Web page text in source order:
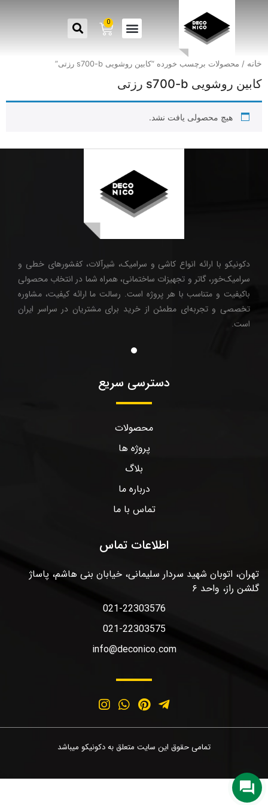
0
خانه / محصولات برچسب خورده “کابین روشویی s700-b رزتی”
کابین روشویی s700-b رزتی
هیچ محصولی یافت نشد.
دکونیکو با ارائه انواع کاشی و سرامیک، شیرآلات، کفشورهای خطی و
سرامیک‌خور، گاتر و تجهیزات ساختمانی، همراه شما در انتخاب محصولی
باکیفیت و متناسب با هر پروژه است. رسالت ما ارائه کیفیت، مشاوره
تخصصی و تجربه‌ای مطمئن از خرید برای مشتریان در سراسر ایران
است.
دسترسی سریع
محصولات
پروژه ها
بلاگ
درباره ما
تماس با ما
اطلاعات تماس
تهران، اتوبان شهید سردار سلیمانی، خیابان بنی هاشم، پاساژ
گلشن راز، واحد ۶
021-22303576
021-22303575
info@deconico.com
تمامی حقوق این سایت متعلق به دکونیکو میباشد